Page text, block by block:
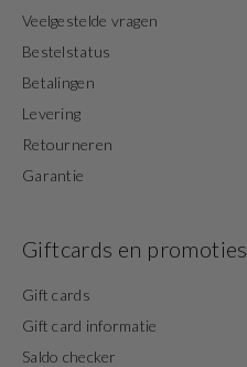
Veelgestelde vragen
Bestelstatus
Betalingen
Levering
Retourneren
Garantie
Giftcards en promoties
Gift cards
Gift card informatie
Saldo checker